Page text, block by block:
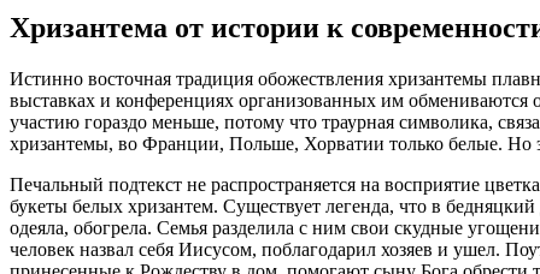
Хризантема от истории к
Истинно восточная традиция обожествления хризантемы
выставках и конференциях организованных им
участию гораздо меньше, потому что траурная символика,
хризантемы, во Франции, Польше, Хорватии только белые. Но
Печальный подтекст не распространяется на восприятие
букеты белых хризантем. Существует легенда, что в
одеяла, обогрела. Семья разделила с ним свои скудные
человек назвал себя Иисусом, поблагодарил хозяев и ушел.